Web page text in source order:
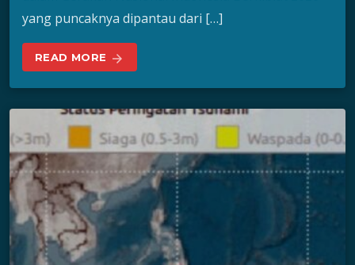
yang puncaknya dipantau dari […]
READ MORE arrow_forward